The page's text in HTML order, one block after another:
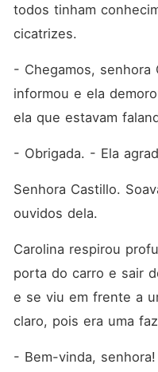
todos tinham
cicatrizes.
- Chegamos,
informou e ela
ela que estavam
- Obrigada. - Ela
Senhora Castillo.
ouvidos dela.
Carolina respirou
porta do carro e sair
e se viu em frente a
claro, pois era uma
- Bem-vinda,